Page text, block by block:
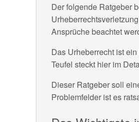
Der folgende Ratgeber
Ansprüche beachtet
Das Urheberrecht ist
Teufel steckt hier im
Dieser Ratgeber soll
Problemfelder ist es